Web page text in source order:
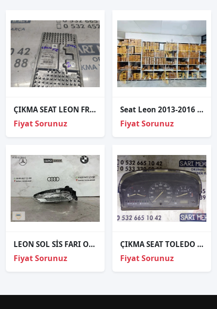
ÇIKMA SEAT LEON FR FAR BEYNİ 5F0941472
Fiyat Sorunuz
Seat Leon 2013-2016 Sol Far Led Modülü 5F0941475
Fiyat Sorunuz
LEON SOL SİS FARI ORJİNAL
Fiyat Sorunuz
ÇIKMA SEAT TOLEDO KM HIZ GÖSTERGE SAATİ 87001235
Fiyat Sorunuz